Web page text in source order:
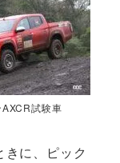
試験車
に、ピック